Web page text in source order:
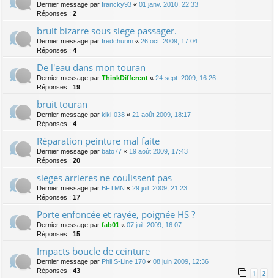
Dernier message par francky93 « 01 janv. 2010, 22:33
Réponses : 2
bruit bizarre sous siege passager.
Dernier message par fredchurim « 26 oct. 2009, 17:04
Réponses : 4
De l'eau dans mon touran
Dernier message par ThinkDifferent « 24 sept. 2009, 16:26
Réponses : 19
bruit touran
Dernier message par kiki-038 « 21 août 2009, 18:17
Réponses : 4
Réparation peinture mal faite
Dernier message par bato77 « 19 août 2009, 17:43
Réponses : 20
sieges arrieres ne coulissent pas
Dernier message par BFTMN « 29 juil. 2009, 21:23
Réponses : 17
Porte enfoncée et rayée, poignée HS ?
Dernier message par fab01 « 07 juil. 2009, 16:07
Réponses : 15
Impacts boucle de ceinture
Dernier message par Phil.S-Line 170 « 08 juin 2009, 12:36
Réponses : 43 1 2